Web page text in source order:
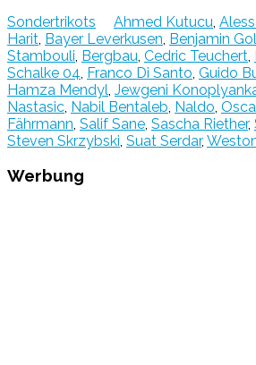
Sondertrikots
Ahmed Kutucu
Harit Bayer Leverkusen Benjamin
Stambouli Bergbau Cedric Teuchert
Schalke 04 Franco Di Santo Guido
Hamza Mendyl Jewgeni
Nastasic Nabil Bentaleb Naldo
Fährmann Salif Sane Sascha Riether,
Steven Skrzybski Suat Serdar,
Werbung